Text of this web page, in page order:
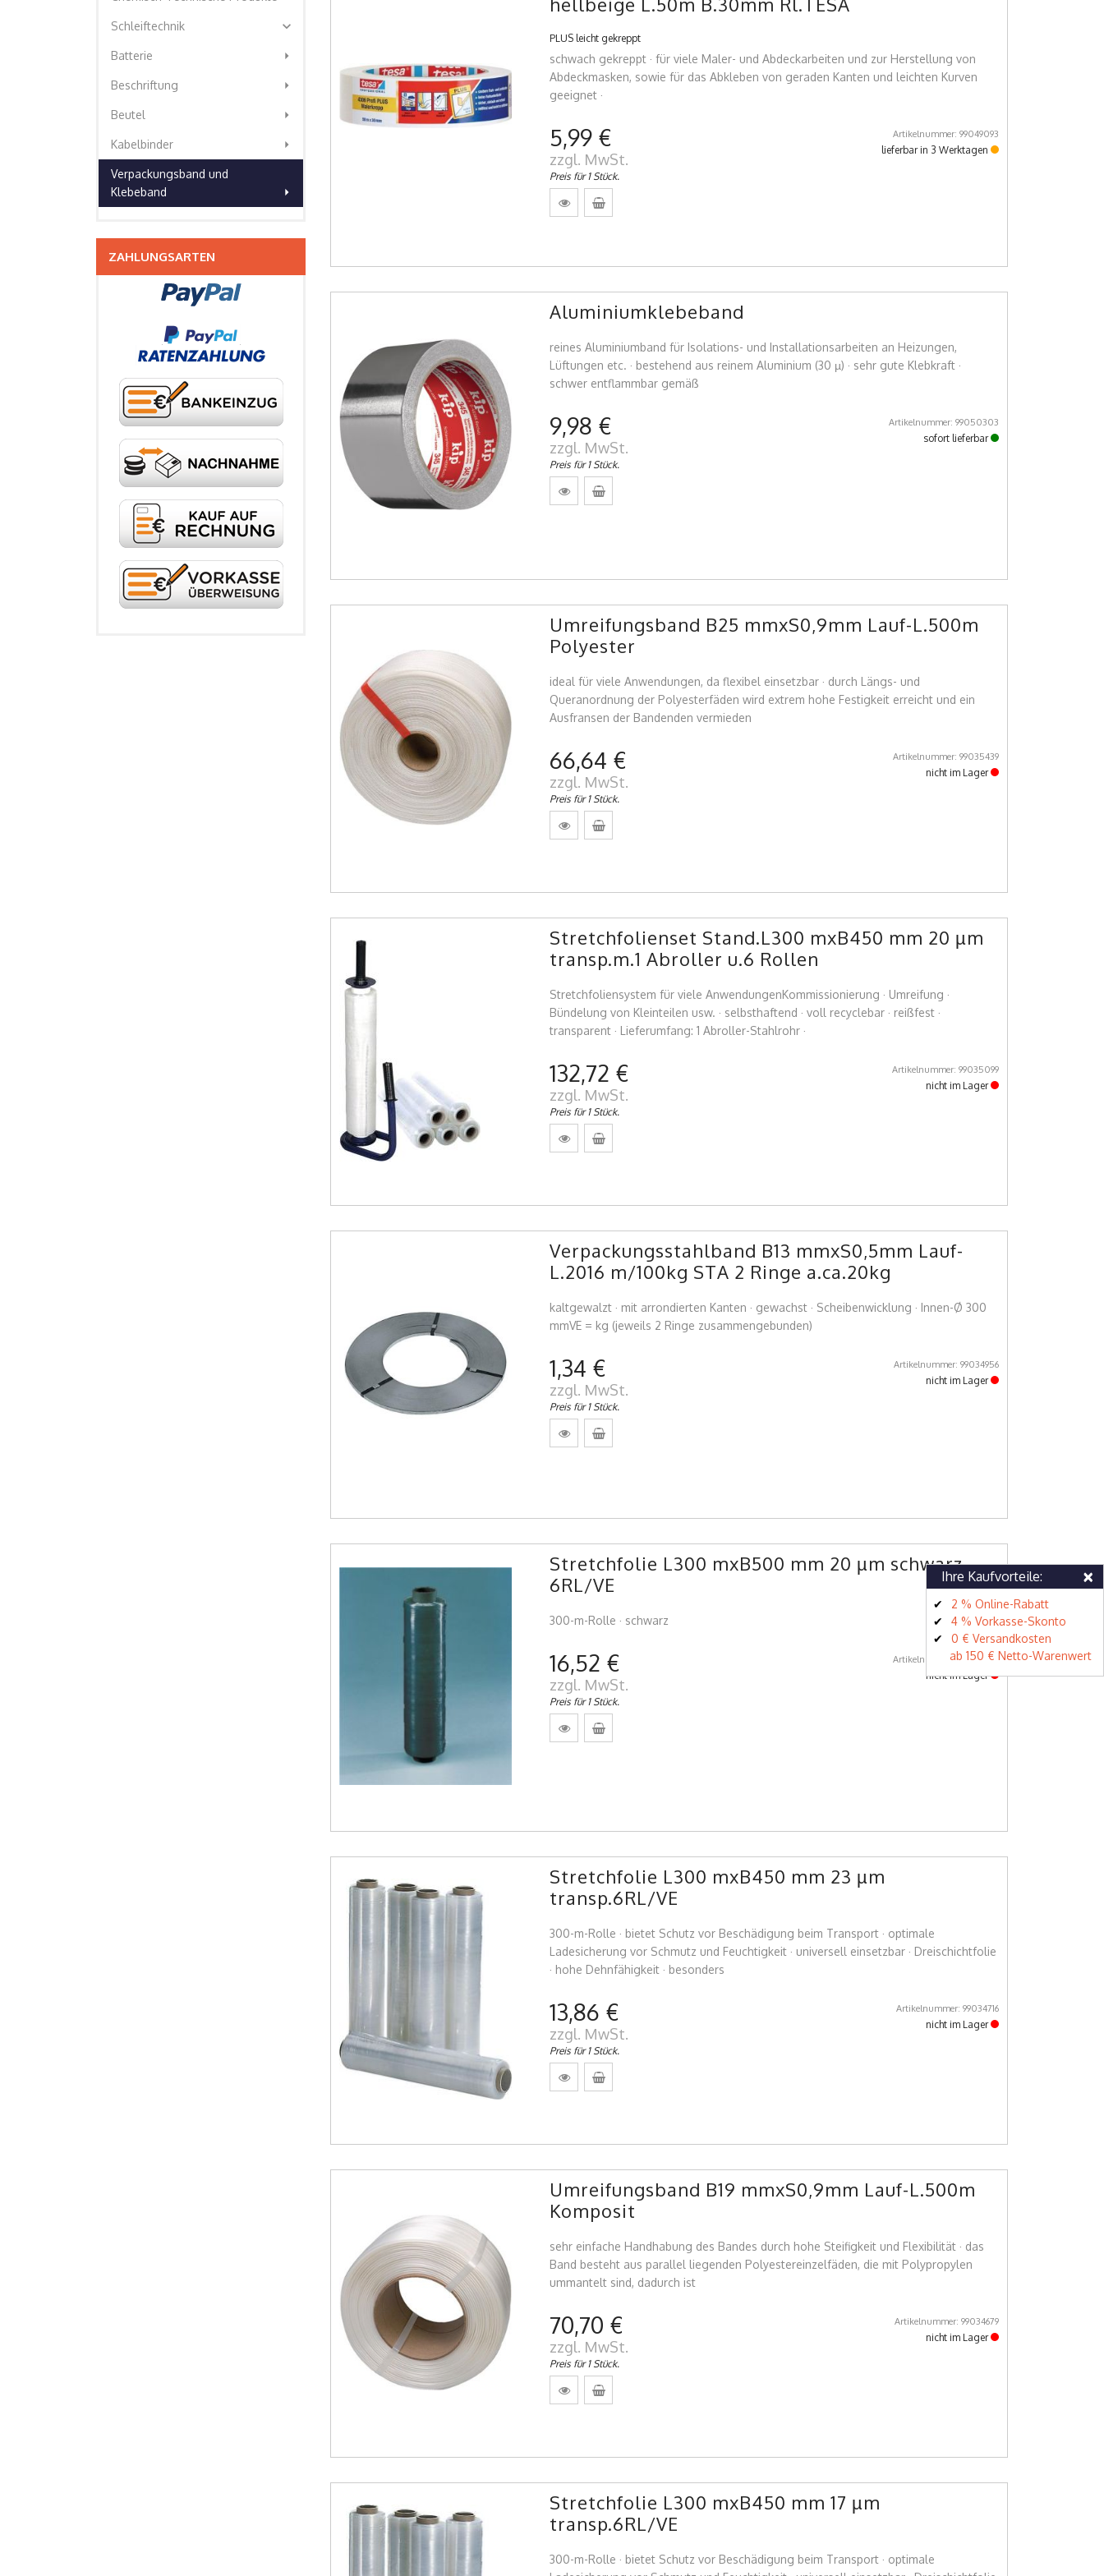
Schleiftechnik expand_more
Batterie arrow_right
Beschriftung arrow_right
Beutel arrow_right
Kabelbinder arrow_right
Verpackungsband und
Klebeband
arrow_right
ZAHLUNGSARTEN
PLUS leicht gekreppt
schwach gekreppt · für viele Maler- und Abdeckarbeiten und zur Herstellung von
Abdeckmasken, sowie für das Abkleben von geraden Kanten und leichten Kurven
geeignet ·
5,99 €
zzgl. MwSt.
Preis für 1 Stück.
Artikelnummer: 99049093
lieferbar in 3 Werktagen
Aluminiumklebeband
reines Aluminiumband für Isolations- und Installationsarbeiten an Heizungen,
Lüftungen etc. · bestehend aus reinem Aluminium (30 µ) · sehr gute Klebkraft ·
schwer entflammbar gemäß
9,98 €
zzgl. MwSt.
Preis für 1 Stück.
Artikelnummer: 99050303
sofort lieferbar
Umreifungsband B25 mmxS0,9mm Lauf-L.500m
Polyester
ideal für viele Anwendungen, da flexibel einsetzbar · durch Längs- und
Queranordnung der Polyesterfäden wird extrem hohe Festigkeit erreicht und ein
Ausfransen der Bandenden vermieden
66,64 €
zzgl. MwSt.
Preis für 1 Stück.
Artikelnummer: 99035439
nicht im Lager
Stretchfolienset Stand.L300 mxB450 mm 20 µm
transp.m.1 Abroller u.6 Rollen
Stretchfoliensystem für viele AnwendungenKommissionierung · Umreifung ·
Bündelung von Kleinteilen usw. · selbsthaftend · voll recyclebar · reißfest ·
transparent · Lieferumfang: 1 Abroller-Stahlrohr ·
132,72 €
zzgl. MwSt.
Preis für 1 Stück.
Artikelnummer: 99035099
nicht im Lager
Verpackungsstahlband B13 mmxS0,5mm Lauf-
L.2016 m/100kg STA 2 Ringe a.ca.20kg
kaltgewalzt · mit arrondierten Kanten · gewachst · Scheibenwicklung · Innen-Ø 300
mmVE = kg (jeweils 2 Ringe zusammengebunden)
1,34 €
zzgl. MwSt.
Preis für 1 Stück.
Artikelnummer: 99034956
nicht im Lager
Stretchfolie L300 mxB500 mm 20 µm schwarz
6RL/VE
300-m-Rolle · schwarz
16,52 €
zzgl. MwSt.
Preis für 1 Stück.
Artikelnummer: 99034748
nicht im Lager
Stretchfolie L300 mxB450 mm 23 µm
transp.6RL/VE
300-m-Rolle · bietet Schutz vor Beschädigung beim Transport · optimale
Ladesicherung vor Schmutz und Feuchtigkeit · universell einsetzbar · Dreischichtfolie
· hohe Dehnfähigkeit · besonders
13,86 €
zzgl. MwSt.
Preis für 1 Stück.
Artikelnummer: 99034716
nicht im Lager
Umreifungsband B19 mmxS0,9mm Lauf-L.500m
Komposit
sehr einfache Handhabung des Bandes durch hohe Steifigkeit und Flexibilität · das
Band besteht aus parallel liegenden Polyestereinzelfäden, die mit Polypropylen
ummantelt sind, dadurch ist
70,70 €
zzgl. MwSt.
Preis für 1 Stück.
Artikelnummer: 99034679
nicht im Lager
Stretchfolie L300 mxB450 mm 17 µm
transp.6RL/VE
300-m-Rolle · bietet Schutz vor Beschädigung beim Transport · optimale
Ihre Kaufvorteile: ×
2 % Online-Rabatt
4 % Vorkasse-Skonto
0 € Versandkosten
ab 150 € Netto-Warenwert